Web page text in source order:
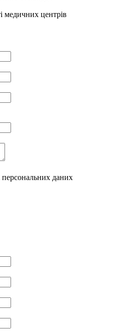
медичних центрів
даних